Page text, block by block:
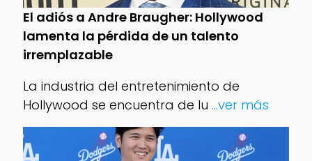
El adiós a Andre Braugher: Hollywood
lamenta la pérdida de un talento
irremplazable
La industria del entretenimiento de
Hollywood se encuentra de lu ...ver más